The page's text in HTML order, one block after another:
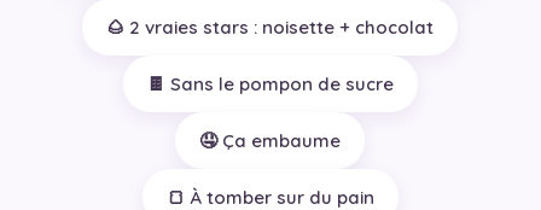
🌰 2 vraies stars : noisette + chocolat
🍫 Sans le pompon de sucre
🤤 Ça embaume
🍞 À tomber sur du pain